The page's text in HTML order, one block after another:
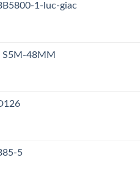
1-luc-giac
S5M-48MM
5